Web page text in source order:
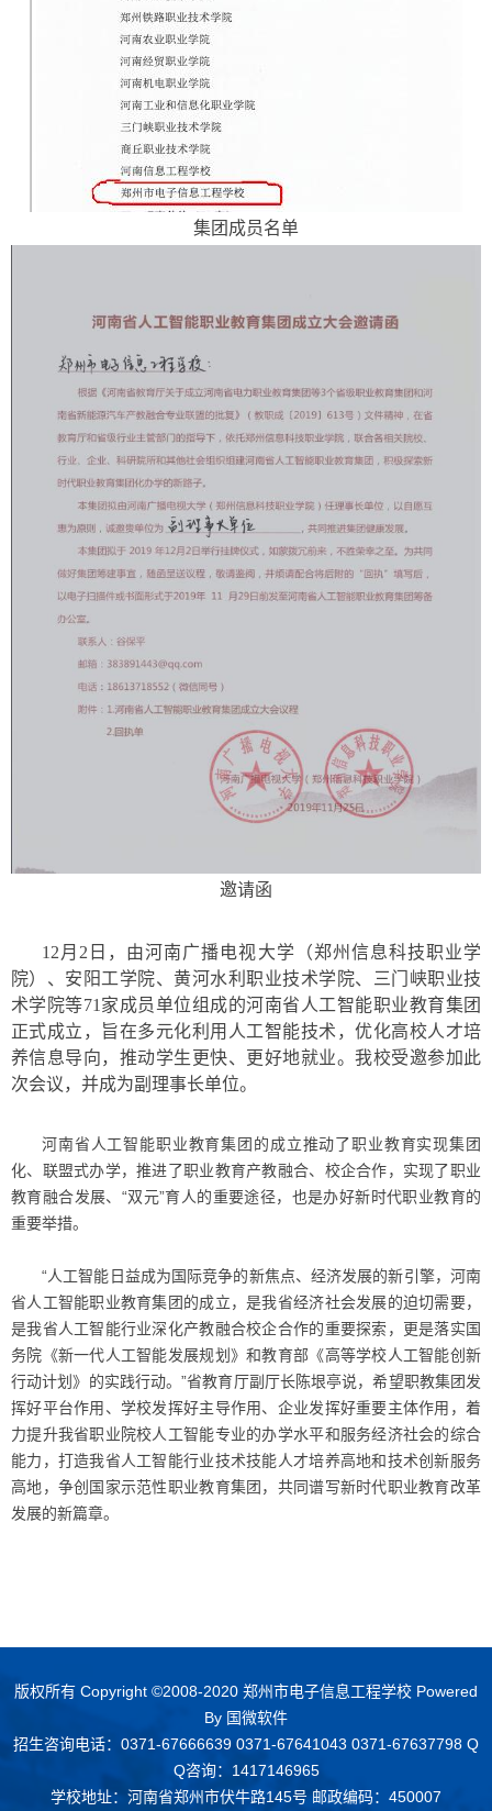
集团成员名单
邀请函
12月2日，由河南广播电视大学（郑州信息科技职业学
院）、安阳工学院、黄河水利职业技术学院、三门峡职业技
术学院等71家成员单位组成的河南省人工智能职业教育集团
正式成立，旨在多元化利用人工智能技术，优化高校人才培
养信息导向，推动学生更快、更好地就业。我校受邀参加此
次会议，并成为副理事长单位。
河南省人工智能职业教育集团的成立推动了职业教育实现集团
化、联盟式办学，推进了职业教育产教融合、校企合作，实现了职业
教育融合发展、“双元”育人的重要途径，也是办好新时代职业教育的
重要举措。
“人工智能日益成为国际竞争的新焦点、经济发展的新引擎，河南
省人工智能职业教育集团的成立，是我省经济社会发展的迫切需要，
是我省人工智能行业深化产教融合校企合作的重要探索，更是落实国
务院《新一代人工智能发展规划》和教育部《高等学校人工智能创新
行动计划》的实践行动。”省教育厅副厅长陈垠亭说，希望职教集团发
挥好平台作用、学校发挥好主导作用、企业发挥好重要主体作用，着
力提升我省职业院校人工智能专业的办学水平和服务经济社会的综合
能力，打造我省人工智能行业技术技能人才培养高地和技术创新服务
高地，争创国家示范性职业教育集团，共同谱写新时代职业教育改革
发展的新篇章。
版权所有 Copyright ©2008-2020 郑州市电子信息工程学校 Powered
By 国微软件
招生咨询电话：0371-67666639 0371-67641043 0371-67637798 Q
Q咨询：1417146965
学校地址：河南省郑州市伏牛路145号 邮政编码：450007